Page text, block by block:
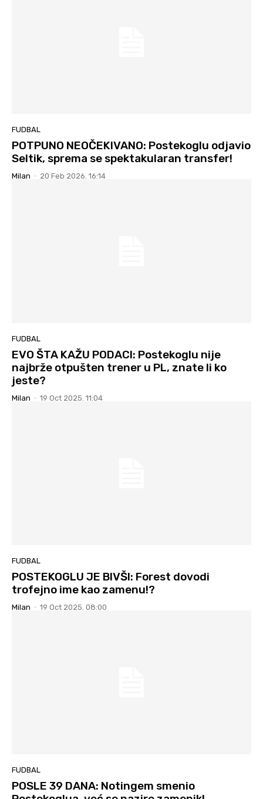
FUDBAL
POTPUNO NEOČEKIVANO: Postekoglu odjavio
Seltik, sprema se spektakularan transfer!
Milan - 20 Feb 2026. 16:14
FUDBAL
EVO ŠTA KAŽU PODACI: Postekoglu nije
najbrže otpušten trener u PL, znate li ko
jeste?
Milan - 19 Oct 2025. 11:04
FUDBAL
POSTEKOGLU JE BIVŠI: Forest dovodi
trofejno ime kao zamenu!?
Milan - 19 Oct 2025. 08:00
FUDBAL
POSLE 39 DANA: Notingem smenio